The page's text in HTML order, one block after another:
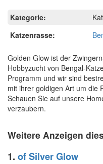
Kategorie:
Katzenrasse:
Golden Glow ist der
Hobbyzucht von Bengal-
Programm und wir sind
mit ihrer goldigen Art um die
Schauen Sie auf unsere
verzaubern.
Weitere Anzeigen
1. of Silver Glow